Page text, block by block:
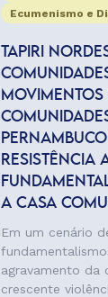
Ecumenismo e
TAPIRI
MOVIMENTOS
RESISTÊNCIA
A CASA
Em um cenário
agravamento da
crescente